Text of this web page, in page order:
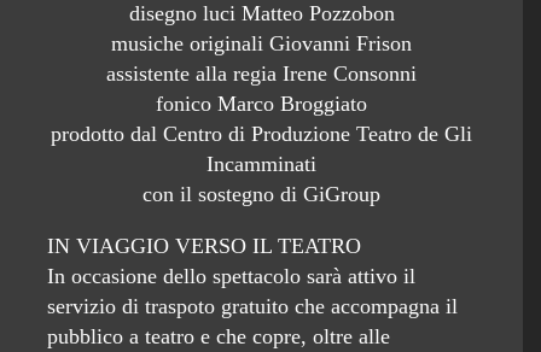
disegno luci Matteo Pozzobon
musiche originali Giovanni Frison
assistente alla regia Irene Consonni
fonico Marco Broggiato
prodotto dal Centro di Produzione Teatro de Gli
Incamminati
con il sostegno di GiGroup
IN VIAGGIO VERSO IL TEATRO
In occasione dello spettacolo sarà attivo il
servizio di traspoto gratuito che accompagna il
pubblico a teatro e che copre, oltre alle